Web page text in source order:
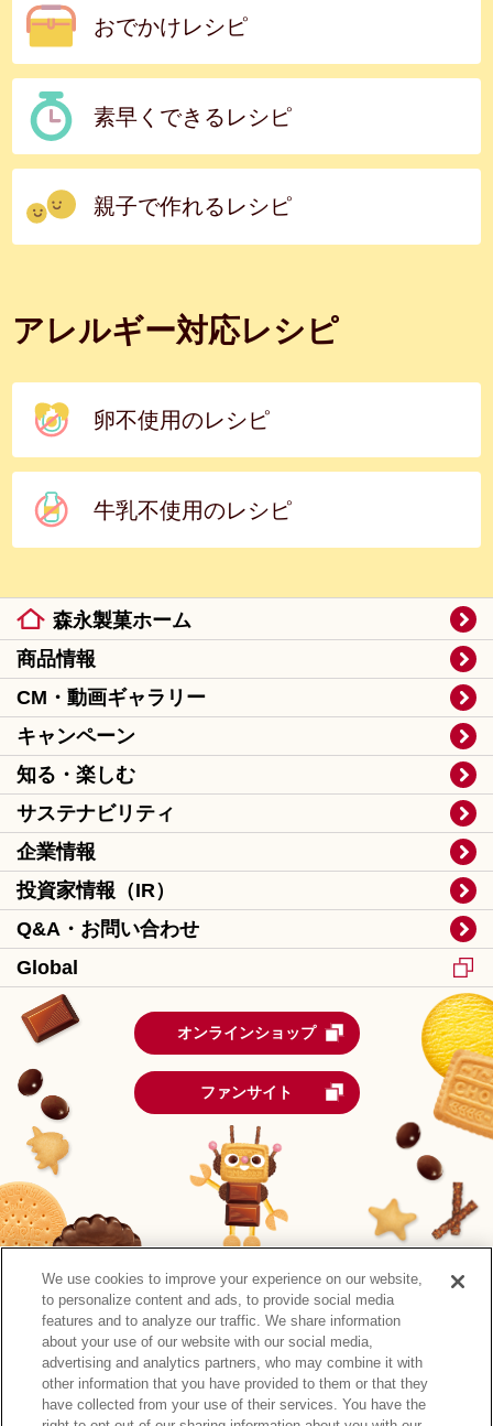
おでかけレシピ
素早くできるレシピ
親子で作れるレシピ
アレルギー対応レシピ
卵不使用のレシピ
牛乳不使用のレシピ
森永製菓ホーム
商品情報
CM・動画ギャラリー
キャンペーン
知る・楽しむ
サステナビリティ
企業情報
投資家情報（IR）
Q&A・お問い合わせ
Global
オンラインショップ
ファンサイト
森永製菓公式アカウント一覧
We use cookies to improve your experience on our website,
to personalize content and ads, to provide social media
features and to analyze our traffic. We share information
about your use of our website with our social media,
advertising and analytics partners, who may combine it with
other information that you have provided to them or that they
have collected from your use of their services. You have the